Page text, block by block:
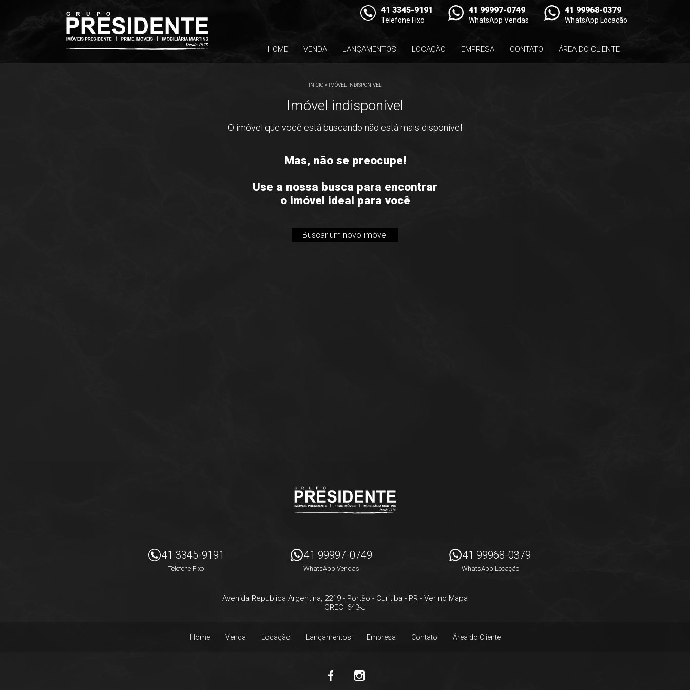
41 3345-9191
Telefone Fixo
41 99997-0749
WhatsApp Vendas
41 99968-0379
WhatsApp Locação
HOME VENDA LANÇAMENTOS LOCAÇÃO EMPRESA CONTATO ÁREA DO CLIENTE
INÍCIO> IMÓVEL INDISPONÍVEL
Imóvel indisponível
O imóvel que você está buscando não está mais disponível
Mas, não se preocupe!
Use a nossa busca para encontrar
o imóvel ideal para você
Buscar um novo imóvel
41 3345-9191
Telefone Fixo
41 99997-0749
WhatsApp Vendas
41 99968-0379
WhatsApp Locação
Avenida Republica Argentina, 2219 - Portão - Curitiba - PR - Ver no Mapa
CRECI 643-J
Home Venda Locação Lançamentos Empresa Contato Área do Cliente